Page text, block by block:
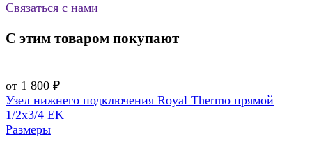
Связаться с нами
С этим товаром покупают
от 1 800 ₽
Узел нижнего подключения Royal Thermo прямой
1/2х3/4 EK
Размеры